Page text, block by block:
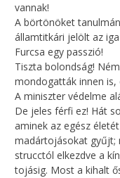
vannak!
A börtönöket
államtitkári jelölt az
Furcsa egy passzió!
Tiszta bolondság!
mondogatták innen is,
A miniszter védelme
De jeles férfi ez! Hát
aminek az egész
madártojásokat gyűjt;
strucctól elkezdve a
tojásig. Most a kihalt